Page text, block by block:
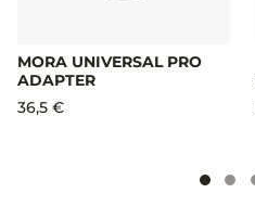
MORA UNIVERSAL PRO
ADAPTER
36,5 €